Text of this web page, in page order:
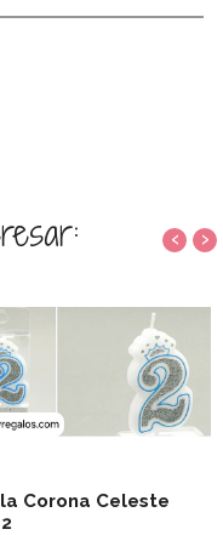
Corona Celeste
‹ ›